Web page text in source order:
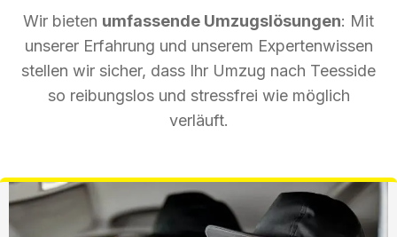
Wir bieten umfassende Umzugslösungen: Mit
unserer Erfahrung und unserem Expertenwissen
stellen wir sicher, dass Ihr Umzug nach Teesside
so reibungslos und stressfrei wie möglich
verläuft.